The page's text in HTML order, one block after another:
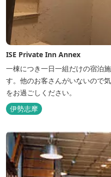
ISE Private Inn Annex
一棟につき一日一組だけの宿泊
す。他のお客さんがいないので
をお過ごしください。
伊勢志摩